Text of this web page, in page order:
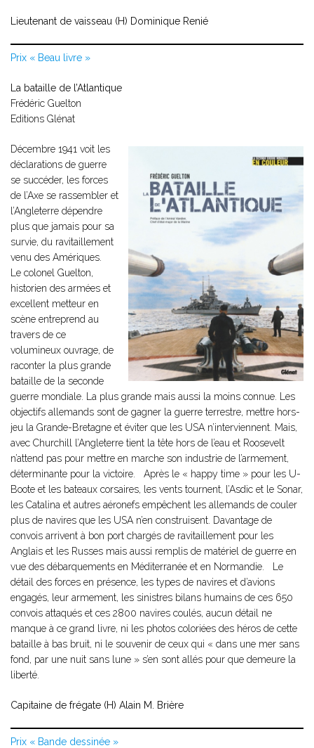
Lieutenant de vaisseau (H) Dominique Renié
Prix « Beau livre »
La bataille de l’Atlantique
Frédéric Guelton
Editions Glénat
Décembre 1941 voit les
déclarations de guerre
se succéder, les forces
de l’Axe se rassembler et
l’Angleterre dépendre
plus que jamais pour sa
survie, du ravitaillement
venu des Amériques.
Le colonel Guelton,
historien des armées et
excellent metteur en
scène entreprend au
travers de ce
volumineux ouvrage, de
raconter la plus grande
bataille de la seconde
guerre mondiale. La plus grande mais aussi la moins connue. Les
objectifs allemands sont de gagner la guerre terrestre, mettre hors-
jeu la Grande-Bretagne et éviter que les USA n’interviennent. Mais,
avec Churchill l’Angleterre tient la tête hors de l’eau et Roosevelt
n’attend pas pour mettre en marche son industrie de l’armement,
déterminante pour la victoire. Après le « happy time » pour les U-
Boote et les bateaux corsaires, les vents tournent, l’Asdic et le Sonar,
les Catalina et autres aéronefs empêchent les allemands de couler
plus de navires que les USA n’en construisent. Davantage de
convois arrivent à bon port chargés de ravitaillement pour les
Anglais et les Russes mais aussi remplis de matériel de guerre en
vue des débarquements en Méditerranée et en Normandie. Le
détail des forces en présence, les types de navires et d’avions
engagés, leur armement, les sinistres bilans humains de ces 650
convois attaqués et ces 2800 navires coulés, aucun détail ne
manque à ce grand livre, ni les photos coloriées des héros de cette
bataille à bas bruit, ni le souvenir de ceux qui « dans une mer sans
fond, par une nuit sans lune » s’en sont allés pour que demeure la
liberté.
Capitaine de frégate (H) Alain M. Brière
Prix « Bande dessinée »